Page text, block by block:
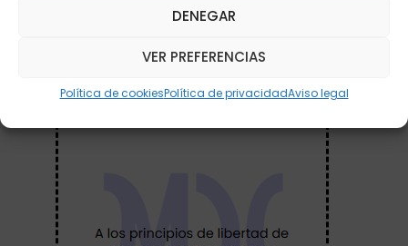
DENEGAR
VER PREFERENCIAS
Política de cookiesPolítica de privacidadAviso legal